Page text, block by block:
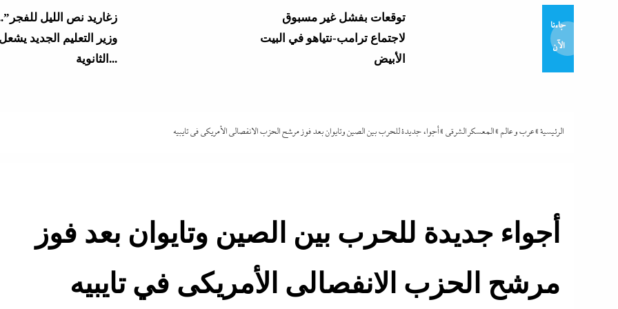
جاءنا
الآن
توقعات بفشل غير مسبوق
لاجتماع ترامب-نتياهو في البيت
الأبيض
وزير التعليم الجديد
الثانوية...
وموعد إعلان...
“خناقات الساحل والشواطئ”
بأرشفة ورقمنة تراث
الرئيسية»عرب و عالم »المعسكر الشرقي »أجواء جديدة للحرب بين الصين وتايوان بعد فوز مرشح الحزب الانفصالى الأمريكى في تايبيه
أجواء جديدة للحرب بين الصين وتايوان بعد فوز
مرشح الحزب الانفصالى الأمريكى في تايبيه